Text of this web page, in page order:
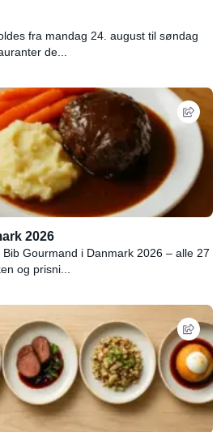
fra mandag 24. august til søndag
de...
2026
Gourmand i Danmark 2026 – alle 27
og prisni...